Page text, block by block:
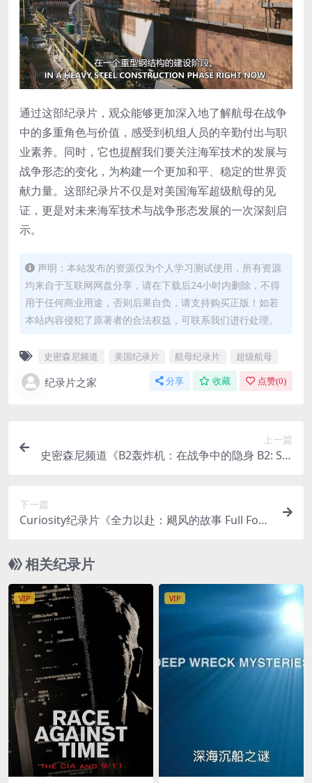
通过这部纪录片，观众能够更加深入地了解航母在战争
中的多重角色与价值，感受到机组人员的辛勤付出与职
业素养。同时，它也提醒我们要关注海军技术的发展与
战争形态的变化，为构建一个更加和平、稳定的世界贡
献力量。这部纪录片不仅是对美国海军超级航母的见
证，更是对未来海军技术与战争形态发展的一次深刻启
示。
声明：本站发布的资源仅为个人学习测试使用，所有资源
均来自于互联网网盘分享，请在下载后24小时内删除，不得
用于任何商业用途，否则后果自负，请支持购买正版！如若
本站内容侵犯了原著者的合法权益，可联系我们进行处理。
史密森尼频道 美国纪录片 航母纪录片 超级航母
纪录片之家 分享 收藏 点赞(0)
上一篇
史密森尼频道《B2轰炸机：在战争中的隐身 B2: Ste
下一篇
Curiosity纪录片《全力以赴：飓风的故事 Full Forc
字 无水印纯净版 1080P/MKV/2.37G 飓风战机
相关纪录片
VIP VIP